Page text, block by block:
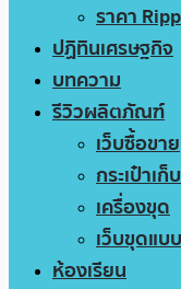
ราคา
ปฏิทินเศรษฐกิจ
บทความ
รีวิวผลิตภัณฑ์
เว็บซื้อขาย
กระเป๋าเ
เครื่องขุด
เว็บขุดแบ
ห้องเรียน